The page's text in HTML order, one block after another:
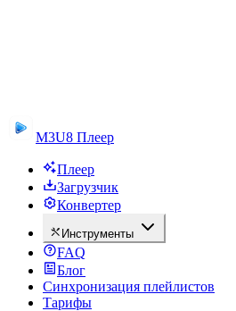
M3U8 Плеер
Плеер
Загрузчик
Конвертер
Инструменты
FAQ
Блог
Синхронизация плейлистов
Тарифы